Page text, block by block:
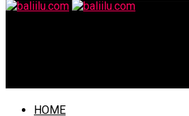
HOME